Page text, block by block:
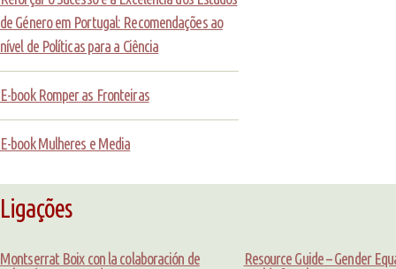
de Género em Portugal: Recomendações ao
nível de Políticas para a Ciência
E-book Romper as Fronteiras
E-book Mulheres e Media
Ligações
Montserrat Boix con la colaboración de
Resource Guide – Gender